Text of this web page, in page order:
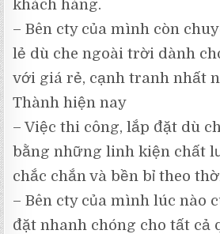
khách hàng.
– Bên cty của mình còn
lẻ dù che ngoài trời dành
với giá rẻ, cạnh tranh nhất
Thành hiện nay
– Việc thi công, lắp đặt dù
bằng những linh kiện chất
chắc chắn và bền bỉ theo
– Bên cty của mình lúc nào
đặt nhanh chóng cho tất cả